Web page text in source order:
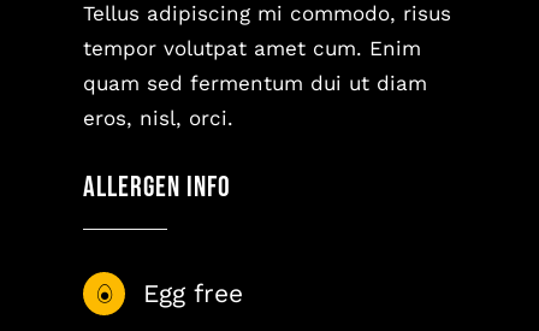
Tellus adipiscing mi commodo, risus
tempor volutpat amet cum. Enim
quam sed fermentum dui ut diam
eros, nisl, orci.
Allergen Info
Egg free